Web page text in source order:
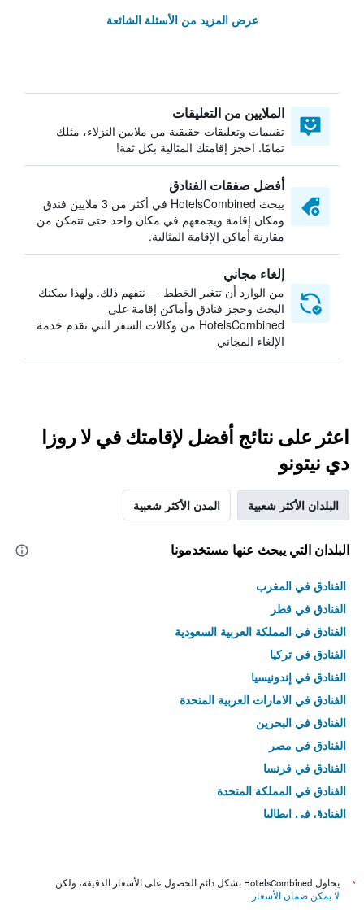
عرض المزيد من الأسئلة الشائعة
الملايين من التعليقات
تقييمات وتعليقات حقيقية من ملايين النزلاء، مثلك
تمامًا. احجز إقامتك المثالية بكل ثقة!
أفضل صفقات الفنادق
يبحث HotelsCombined في أكثر من 3 ملايين فندق
ومكان إقامة ويجمعهم في مكان واحد حتى تتمكن من
مقارنة أماكن الإقامة المثالية.
إلغاء مجاني
من الوارد أن تتغير الخطط — نتفهم ذلك. ولهذا يمكنك
البحث وحجز فنادق وأماكن إقامة على
HotelsCombined من وكالات السفر التي تقدم خدمة
الإلغاء المجاني
اعثر على نتائج أفضل لإقامتك في لا روزا
دي نيتونو
البلدان الأكثر شعبية المدن الأكثر شعبية
البلدان التي يبحث عنها مستخدمونا
الفنادق في المغرب
الفنادق في قطر
الفنادق في المملكة العربية السعودية
الفنادق في تركيا
الفنادق في إندونيسيا
الفنادق في الامارات العربية المتحدة
الفنادق في البحرين
الفنادق في مصر
الفنادق في فرنسا
الفنادق في المملكة المتحدة
الفنادق في إيطاليا
*
يحاول HotelsCombined بشكل دائم الحصول على الأسعار الدقيقة، ولكن
لا يمكن ضمان الأسعار .